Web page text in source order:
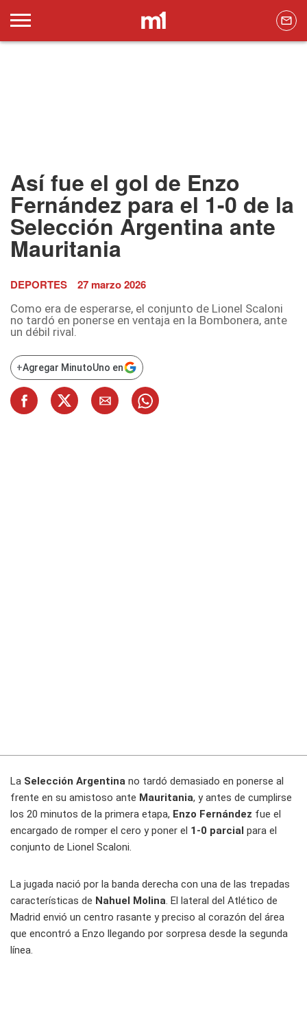
Así fue el gol de Enzo
Fernández para el 1-0 de la
Selección Argentina ante
Mauritania
DEPORTES 27 marzo 2026
Como era de esperarse, el conjunto de Lionel Scaloni
no tardó en ponerse en ventaja en la Bombonera, ante
un débil rival.
+Agregar MinutoUno en
La Selección Argentina no tardó demasiado en ponerse al
frente en su amistoso ante Mauritania, y antes de cumplirse
los 20 minutos de la primera etapa, Enzo Fernández fue el
encargado de romper el cero y poner el 1-0 parcial para el
conjunto de Lionel Scaloni.
La jugada nació por la banda derecha con una de las trepadas
características de Nahuel Molina. El lateral del Atlético de
Madrid envió un centro rasante y preciso al corazón del área
que encontró a Enzo llegando por sorpresa desde la segunda
línea.